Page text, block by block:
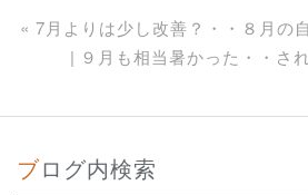
« 7月よりは少し改善？・・８月の
９月も相当暑かった・・さ
ブログ内検索